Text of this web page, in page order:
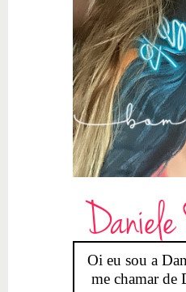
Oi eu sou a
me chamar de